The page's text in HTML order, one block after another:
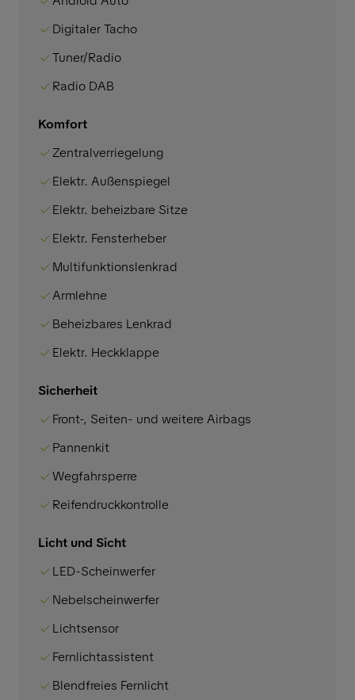
Digitaler Tacho
Tuner/Radio
Radio DAB
Komfort
Zentralverriegelung
Elektr. Außenspiegel
Elektr. beheizbare Sitze
Elektr. Fensterheber
Multifunktionslenkrad
Armlehne
Beheizbares Lenkrad
Elektr. Heckklappe
Sicherheit
Front-, Seiten- und weitere Airbags
Pannenkit
Wegfahrsperre
Reifendruckkontrolle
Licht und Sicht
LED-Scheinwerfer
Nebelscheinwerfer
Lichtsensor
Fernlichtassistent
Blendfreies Fernlicht